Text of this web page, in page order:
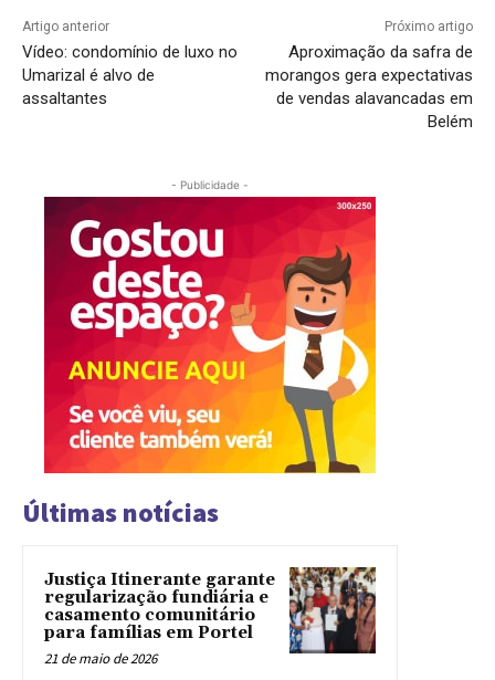
Artigo anterior
Vídeo: condomínio de luxo no
Umarizal é alvo de
assaltantes
Próximo artigo
Aproximação da safra de
morangos gera expectativas
de vendas alavancadas em
Belém
- Publicidade -
Últimas notícias
Justiça Itinerante garante
regularização fundiária e
casamento comunitário
para famílias em Portel
21 de maio de 2026